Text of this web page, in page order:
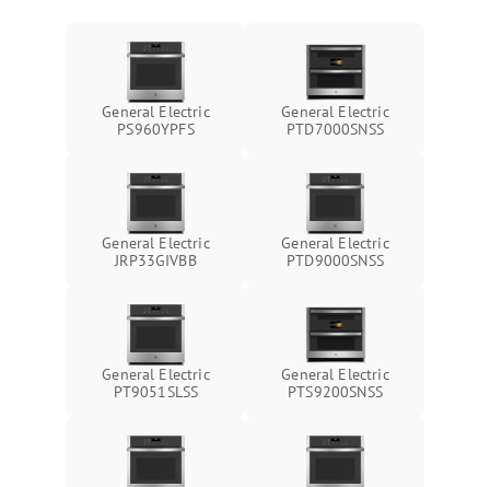
General Electric
PS960YPFS
General Electric
PTD7000SNSS
General Electric
JRP33GIVBB
General Electric
PTD9000SNSS
General Electric
PT9051SLSS
General Electric
PTS9200SNSS